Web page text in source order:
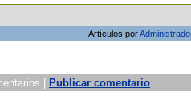
Artículos por
|
Publicar comentario